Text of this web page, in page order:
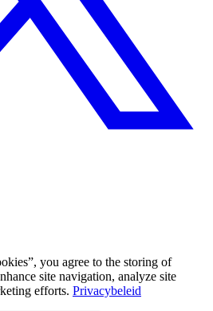
you agree to the storing of
site navigation, analyze site
efforts. Privacybeleid